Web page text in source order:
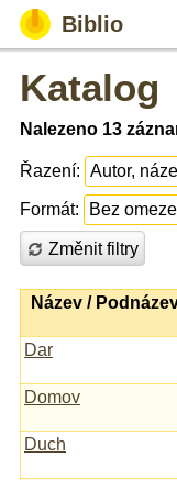
Biblio
Katalog
Nalezeno 13
Řazení:
Formát:
Změnit filtry
Název /
Dar
Domov
Duch